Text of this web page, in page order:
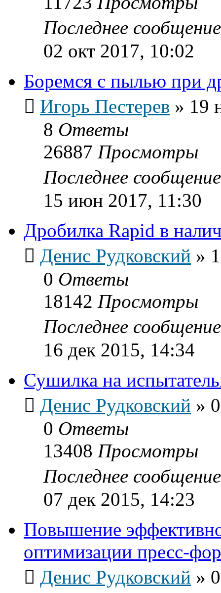
Последнее
02 окт 2017, 10:02
Боремся с пылью при
Игорь Пестерев » 19
8 Ответы
26887 Просмотры
Последнее
15 июн 2017, 11:30
Дробилка Rapid в
Денис Рудковский »
0 Ответы
18142 Просмотры
Последнее
16 дек 2015, 14:34
Сушилка на
Денис Рудковский »
0 Ответы
13408 Просмотры
Последнее
07 дек 2015, 14:23
Повышение
оптимизации пресс-
Денис Рудковский »